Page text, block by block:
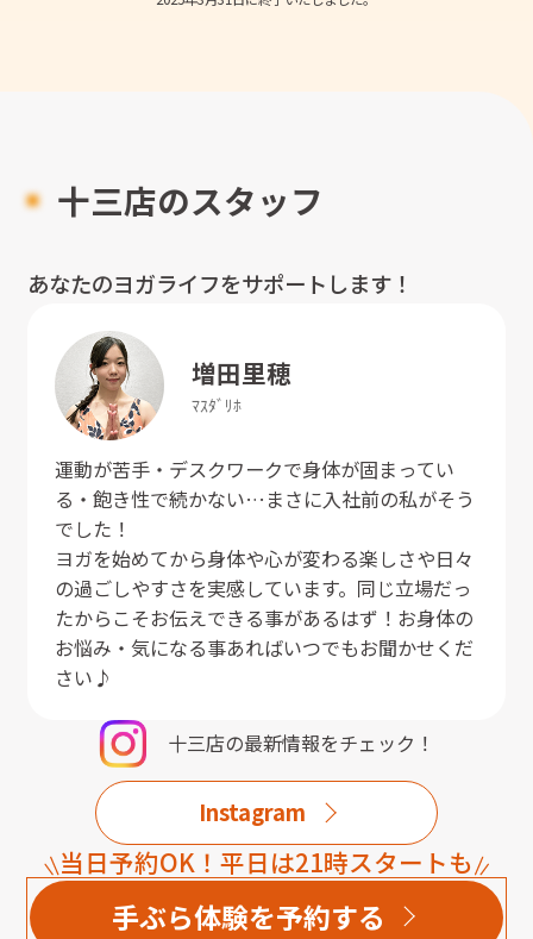
十三店のスタッフ
あなたのヨガライフをサポートします！
増田里穂
ﾏｽﾀﾞ ﾘﾎ
運動が苦手・デスクワークで身体が固まってい
る・飽き性で続かない…まさに入社前の私がそう
でした！
ヨガを始めてから身体や心が変わる楽しさや日々
の過ごしやすさを実感しています。同じ立場だっ
たからこそお伝えできる事があるはず！お身体の
お悩み・気になる事あればいつでもお聞かせくだ
さい♪
十三店の最新情報をチェック！
Instagram
当日予約OK！平日は21時スタートも
手ぶら体験を予約する